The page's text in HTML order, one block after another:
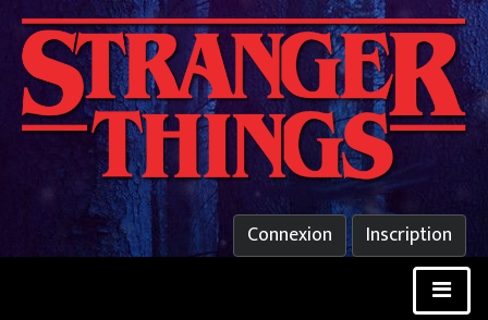
Inscription
Connexion